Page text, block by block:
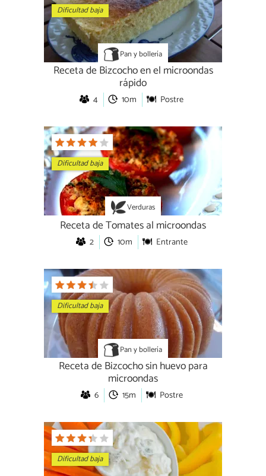
Dificultad baja
Pan y bollería
Receta de Bizcocho en el microondas
rápido
4 10m Postre
Dificultad baja
Verduras
Receta de Tomates al microondas
2 10m Entrante
Dificultad baja
Pan y bollería
Receta de Bizcocho sin huevo para
microondas
6 15m Postre
Dificultad baja